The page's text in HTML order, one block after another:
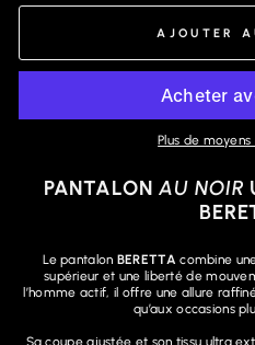
AJOUTER
Plus de
PANTALON AU NOIR
Le pantalon BERETTA combine
supérieur et une liberté de
l’homme actif, il offre une allure
qu’aux occasions
Sa coupe ajustée et son tissu ultra